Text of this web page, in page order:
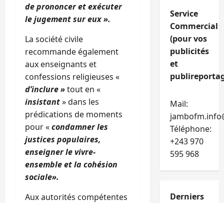
de prononcer et exécuter
le jugement sur eux ».
La société civile
recommande également
aux enseignants et
confessions religieuses «
d’inclure »tout en «
insistant» dans les
prédications de moments
pour «condamner les
justices populaires,
enseigner le vivre-
ensemble et la cohésion
sociale».
Aux autorités compétentes
Service
Commercial
(pour vos
publicités
et
Mail:
Téléphone:
+243 970
595 968
Derniers